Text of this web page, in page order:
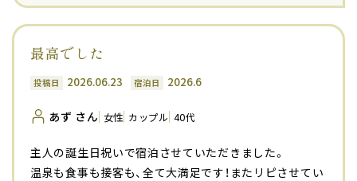
最高でした
投稿日 2026.06.23 宿泊日 2026.6
あず さん 女性 カップル 40代
主人の誕生日祝いで宿泊させていただきました。
温泉も食事も接客も、全て大満足です！またリピさせてい